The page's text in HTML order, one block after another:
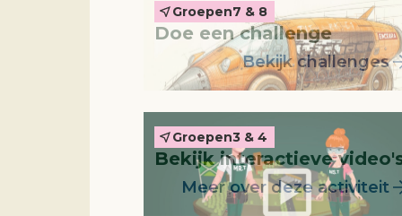
Groepen7 & 8
Doe een challenge
Bekijk challenges
Interactieve video
Groepen3 & 4
Bekijk interactieve
Meer over deze activiteit
Leskist